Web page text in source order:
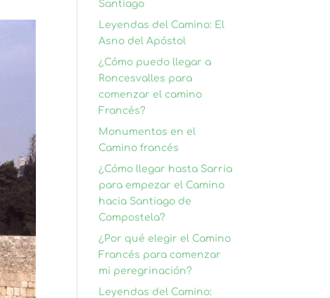
Santiago
Leyendas del Camino: El
Asno del Apóstol
¿Cómo puedo llegar a
Roncesvalles para
comenzar el camino
Francés?
Monumentos en el
Camino francés
¿Cómo llegar hasta Sarria
para empezar el Camino
hacia Santiago de
Compostela?
¿Por qué elegir el Camino
Francés para comenzar
mi peregrinación?
Leyendas del Camino: